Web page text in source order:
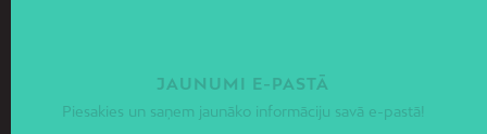
JAUNUMI E-PASTĀ
Piesakies un saņem jaunāko informāciju savā e-pastā!